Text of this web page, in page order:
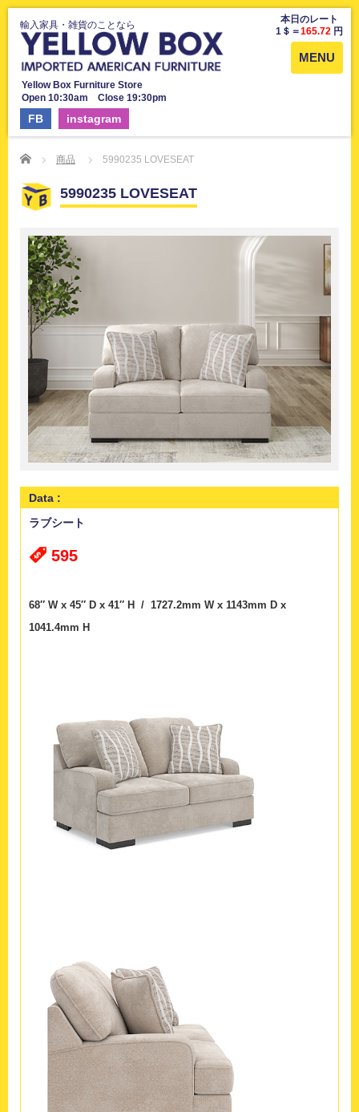
輸入家具・雑貨のことなら
本日のレート
1＄＝165.72 円
MENU
Yellow Box Furniture Store
Open 10:30am Close 19:30pm
FB instagram
Home 商品 5990235 LOVESEAT
5990235 LOVESEAT
Data :
ラブシート
595
68″ W x 45″ D x 41″ H / 1727.2mm W x 1143mm D x
1041.4mm H